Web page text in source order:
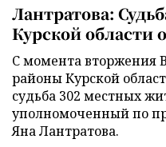
Лантратова:
Курской области
С момента вторжения
районы Курской
судьба 302 местных
уполномоченный по
Яна Лантратова.